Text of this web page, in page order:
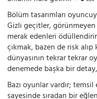
Bölüm tasarımları
Gizli geçitler,
merak edenleri
çıkmak, bazen de risk
dünyasının tekrar tekrar
denemede başka bir
Bazı oyunlar vardır;